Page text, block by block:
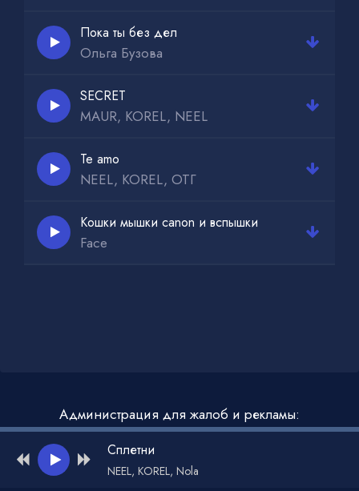
Пока ты без дел
Ольга Бузова
SECRET
MAUR, KOREL, NEEL
Te amo
NEEL, KOREL, ОТГ
Кошки мышки canon и вспышки
Face
Администрация для жалоб и рекламы:
admin@muzdark.net
Сплетни
NEEL, KOREL, Nola